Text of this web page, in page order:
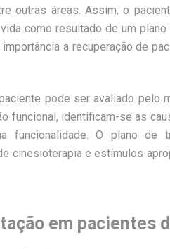
outras áreas. Assim, o
como resultado de um
a recuperação de
pode ser avaliado pelo
funcional, identificam-se as
funcionalidade. O plano de
cinesioterapia e estímulos
em pacientes